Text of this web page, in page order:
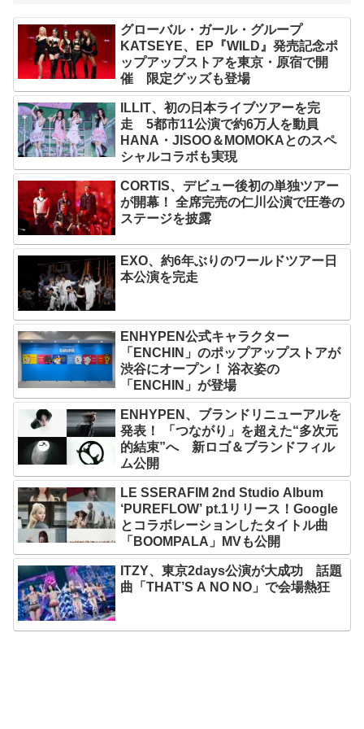
グローバル・ガール・グループ
KATSEYE、EP『WILD』発売記念ポ
ップアップストアを東京・原宿で開
催 限定グッズも登場
ILLIT、初の日本ライブツアーを完
走 5都市11公演で約6万人を動員
HANA・JISOO＆MOMOKAとのスペ
シャルコラボも実現
CORTIS、デビュー後初の単独ツアー
が開幕！ 全席完売の仁川公演で圧巻の
ステージを披露
EXO、約6年ぶりのワールドツアー日
本公演を完走
ENHYPEN公式キャラクター
「ENCHIN」のポップアップストアが
渋谷にオープン！ 浴衣姿の
「ENCHIN」が登場
ENHYPEN、ブランドリニューアルを
発表！ 「つながり」を超えた“多次元
的結束”へ 新ロゴ＆ブランドフィル
ム公開
LE SSERAFIM 2nd Studio Album
‘PUREFLOW’ pt.1リリース！Google
とコラボレーションしたタイトル曲
「BOOMPALA」MVも公開
ITZY、東京2days公演が大成功 話題
曲「THAT’S A NO NO」で会場熱狂